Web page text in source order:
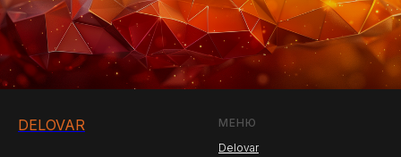
DELOVAR
МЕНЮ
Delovar